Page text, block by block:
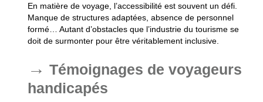
En matière de voyage, l’accessibilité est souvent un défi.
Manque de structures adaptées, absence de personnel
formé… Autant d’obstacles que l’industrie du tourisme se
doit de surmonter pour être véritablement inclusive.
Témoignages de voyageurs
handicapés